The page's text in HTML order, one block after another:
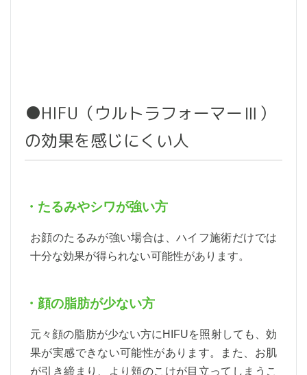
●HIFU（ウルトラフォーマーⅢ）
の効果を感じにくい人
・たるみやシワが強い方
お顔のたるみが強い場合は、ハイフ施術だけでは
十分な効果が得られない可能性があります。
・顔の脂肪が少ない方
元々顔の脂肪が少ない方にHIFUを照射しても、効
果が実感できない可能性があります。また、お肌
が引き締まり、より頬のこけが目立ってしまうこ